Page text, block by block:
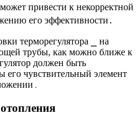
привести к некорректной
его эффективности․
терморегулятора ⎯ на
трубы, как можно ближе к
должен быть
его чувствительный элемент